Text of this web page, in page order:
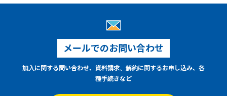
メールでのお問い合わせ
加入に関する問い合わせ、資料請求、解約に関するお申し込み、各
種手続きなど